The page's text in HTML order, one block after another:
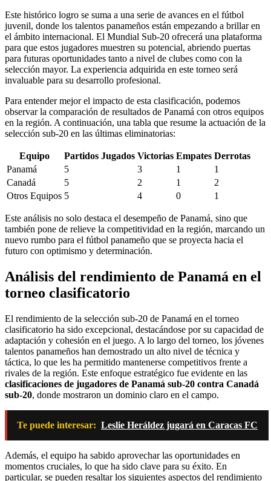
Este histórico logro se suma a una serie de avances en el fútbol
juvenil, donde los talentos panameños están empezando a brillar en
el ámbito internacional. El Mundial Sub-20 ofrecerá una plataforma
para que estos jugadores muestren su potencial, abriendo puertas
para futuras oportunidades tanto a nivel de clubes como con la
selección mayor. La experiencia adquirida en este torneo será
invaluable para su desarrollo profesional.
Para entender mejor el impacto de esta clasificación, podemos
observar la comparación de resultados de Panamá con otros equipos
en la región. A continuación, una tabla que resume la actuación de la
selección sub-20 en las últimas eliminatorias:
Equipo Partidos Jugados Victorias Empates Derrotas
Panamá
5 3 1
1
Canadá
5 2 1
2
Otros Equipos 5 4 0 1
Este análisis no solo destaca el desempeño de Panamá, sino que
también pone de relieve la competitividad en la región, marcando un
nuevo rumbo para el fútbol panameño que se proyecta hacia el
futuro con optimismo y determinación.
Análisis del rendimiento de Panamá en el
torneo clasificatorio
El rendimiento de la selección sub-20 de Panamá en el torneo
clasificatorio ha sido excepcional, destacándose por su capacidad de
adaptación y cohesión en el juego. A lo largo del torneo, los jóvenes
talentos panameños han demostrado un alto nivel de técnica y
táctica, lo que les ha permitido mantenerse competitivos frente a
rivales de la región. Este enfoque estratégico fue evidente en las
clasificaciones de jugadores de Panamá sub-20 contra Canadá
sub-20, donde mostraron un dominio claro en el campo.
Te puede interesar: Leslie Heráldez jugará en Caracas FC
Además, el equipo ha sabido aprovechar las oportunidades en
momentos cruciales, lo que ha sido clave para su éxito. En
particular, se pueden resaltar los siguientes aspectos del rendimiento